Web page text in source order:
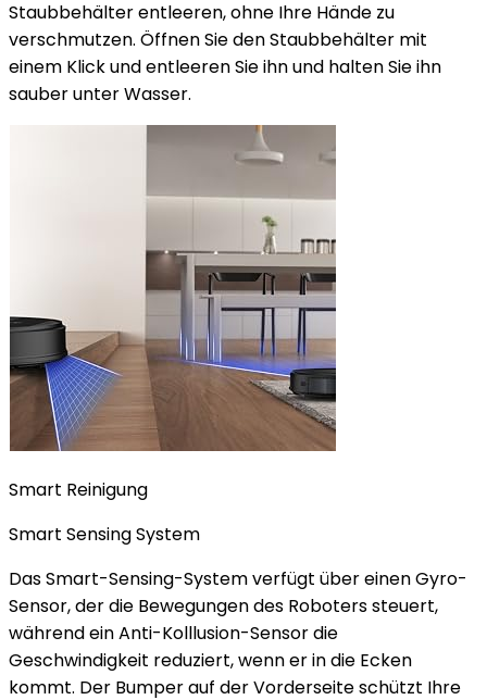
Staubbehälter entleeren, ohne Ihre Hände zu
verschmutzen. Öffnen Sie den Staubbehälter mit
einem Klick und entleeren Sie ihn und halten Sie ihn
sauber unter Wasser.
Smart Reinigung
Smart Sensing System
Das Smart-Sensing-System verfügt über einen Gyro-
Sensor, der die Bewegungen des Roboters steuert,
während ein Anti-Kolllusion-Sensor die
Geschwindigkeit reduziert, wenn er in die Ecken
kommt. Der Bumper auf der Vorderseite schützt Ihre